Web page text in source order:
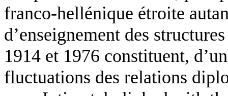
franco-hellénique étroite
d’enseignement des
1914 et 1976 constituent,
fluctuations des relations